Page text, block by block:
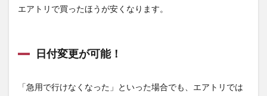
エアトリで買ったほうが安くなります。
日付変更が可能！
「急用で行けなくなった」といった場合でも、エアトリでは